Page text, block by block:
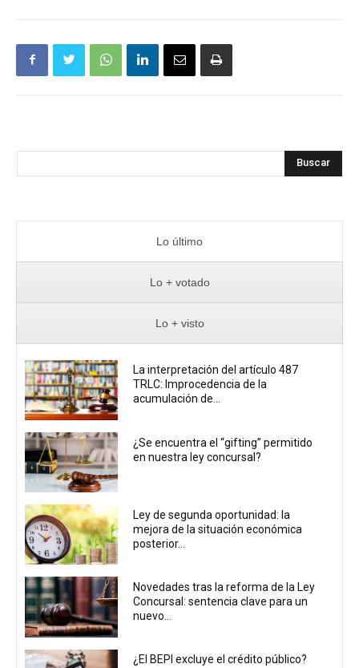
Buscar
Lo último
Lo + votado
Lo + visto
La interpretación del artículo 487
TRLC: Improcedencia de la
acumulación de...
¿Se encuentra el “gifting” permitido
en nuestra ley concursal?
Ley de segunda oportunidad: la
mejora de la situación económica
posterior...
Novedades tras la reforma de la Ley
Concursal: sentencia clave para un
nuevo...
¿El BEPI excluye el crédito público?